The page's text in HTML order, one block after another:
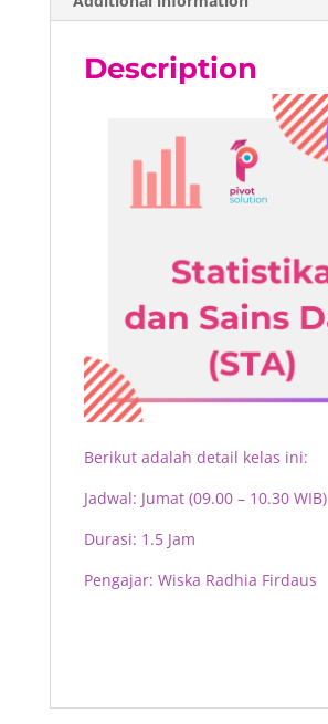
Description
Berikut adalah detail kelas ini:
Jadwal: Jumat(09.00 – 10.30 WIB)
Durasi: 1.5 Jam
Pengajar: Wiska Radhia Firdaus